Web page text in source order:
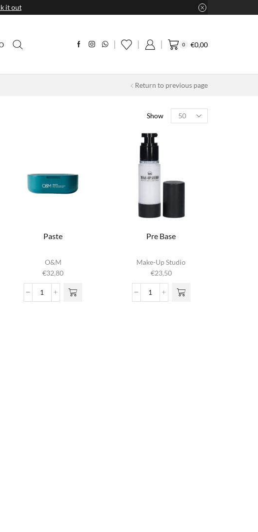
it out
0 €0,00
Return to previous page
Show
Products
per
Paste
O&M
€32,80
Paste
Pre Base
Make-Up Studio
€23,50
Pre